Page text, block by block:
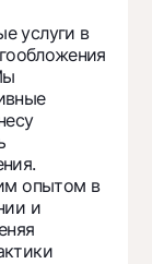
услуги в
опытом в
и